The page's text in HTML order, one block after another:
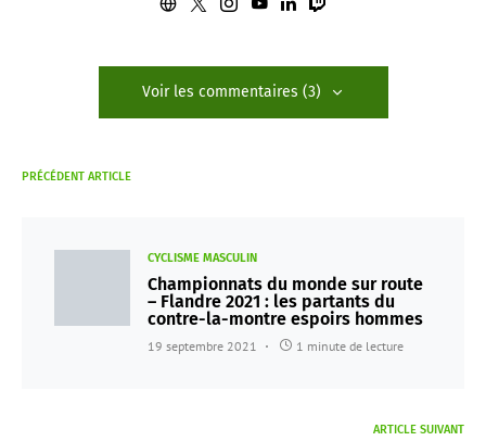
Voir les commentaires (3)
PRÉCÉDENT ARTICLE
CYCLISME MASCULIN
Championnats du monde sur route
– Flandre 2021 : les partants du
contre-la-montre espoirs hommes
19 septembre 2021 1 minute de lecture
ARTICLE SUIVANT